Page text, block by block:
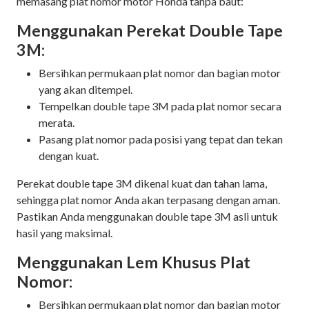
Menggunakan Perekat Double Tape
3M:
Bersihkan permukaan plat nomor dan bagian motor
yang akan ditempel.
Tempelkan double tape 3M pada plat nomor secara
merata.
Pasang plat nomor pada posisi yang tepat dan tekan
dengan kuat.
Perekat double tape 3M dikenal kuat dan tahan lama,
sehingga plat nomor Anda akan terpasang dengan aman.
Pastikan Anda menggunakan double tape 3M asli untuk
hasil yang maksimal.
Menggunakan Lem Khusus Plat
Nomor:
Bersihkan permukaan plat nomor dan bagian motor